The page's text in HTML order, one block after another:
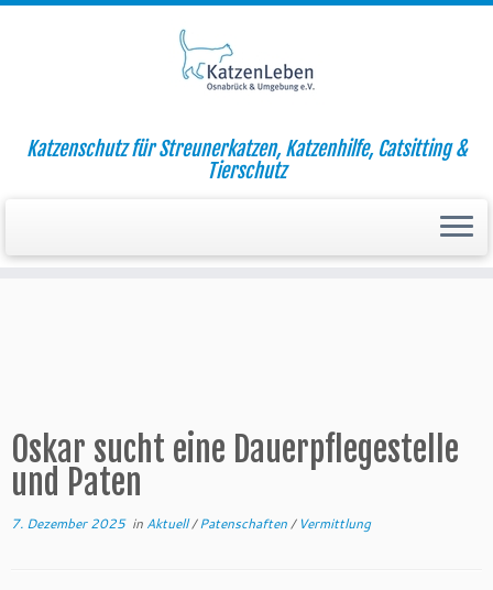
InhaltKatzenschutz für Streunerkatzen, Katzenhilfe, Catsitting &
Tierschutz
Startseite » Aktuell » Oskar sucht eine Dauerpflegestelle und
Oskar sucht eine Dauerpflegestelle
und Paten
7. Dezember 2025in Aktuell/Patenschaften/ Vermittlung